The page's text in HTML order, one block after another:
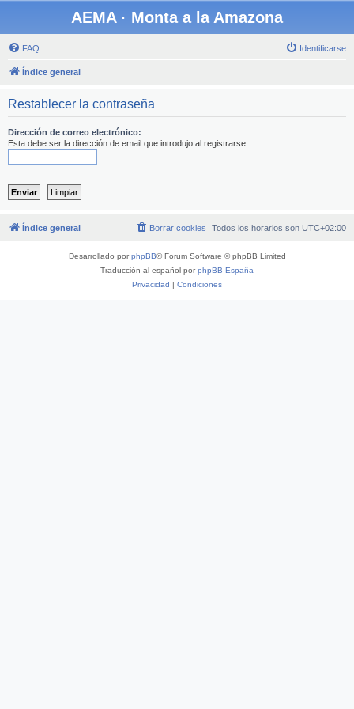
AEMA · Monta a la Amazona
FAQ Identificarse
Índice general
Restablecer la contraseña
Dirección de correo electrónico:
Esta debe ser la dirección de email que introdujo al registrarse.
Índice general Todos los horarios son UTC+02:00
Borrar cookies
Desarrollado porphpBB® Forum Software © phpBB Limited
Traducción al español porphpBB España
Privacidad | Condiciones